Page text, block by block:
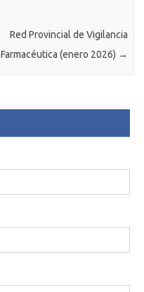
Red Provincial de Vigilancia
Farmacéutica (enero 2026) →